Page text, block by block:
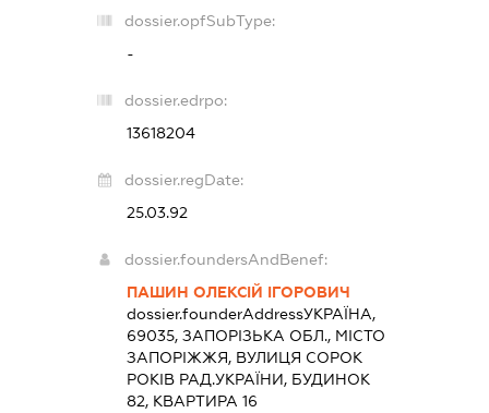
dossier.opfSubType:
-
dossier.edrpo:
13618204
dossier.regDate:
25.03.92
dossier.foundersAndBenef:
ПАШИН ОЛЕКСІЙ ІГОРОВИЧ
dossier.founderAddressУКРАЇНА,
69035, ЗАПОРІЗЬКА ОБЛ., МІСТО
ЗАПОРІЖЖЯ, ВУЛИЦЯ СОРОК
РОКІВ РАД.УКРАЇНИ, БУДИНОК
82, КВАРТИРА 16